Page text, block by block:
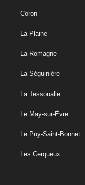
Coron
La Plaine
La Romagne
La Séguinière
La Tessoualle
Le May-sur-Èvre
Le Puy-Saint-Bonnet
Les Cerqueux